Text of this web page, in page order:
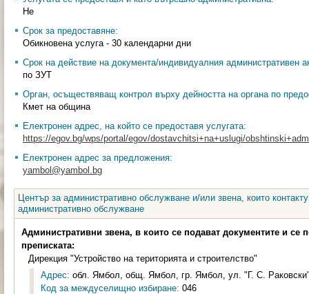
Не
Срок за предоставяне:
Обикновена услуга - 30 календарни дни
Срок на действие на документа/индивидуалния административен
по ЗУТ
Орган, осъществяващ контрол върху дейността на органа по
Кмет на община
Електронен адрес, на който се предоставя услугата:
https://egov.bg/wps/portal/egov/dostavchitsi+na+uslugi/
Електронен адрес за предложения:
yambol@yambol.bg
Център за административно обслужване и/или звена, които
административно обслужване
Административни звена, в които се подават документите и се
преписката:
Дирекция "Устройство на територията и строителство"
Адрес: обл. Ямбол, общ. Ямбол, гр. Ямбол, ул. "Г. С.
Код за междуселищно избиране: 046